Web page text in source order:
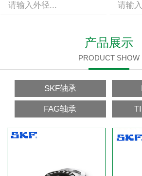
产品展示
PRODUCT SHOW
SKF轴承
FAG轴承